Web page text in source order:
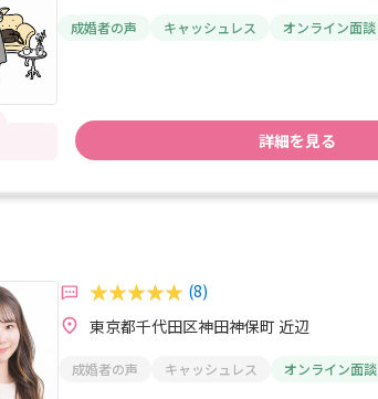
成婚者の声 キャッシュレス オンライン面談
詳細を見る
(8)
東京都千代田区神田神保町 近辺
成婚者の声 キャッシュレス オンライン面談